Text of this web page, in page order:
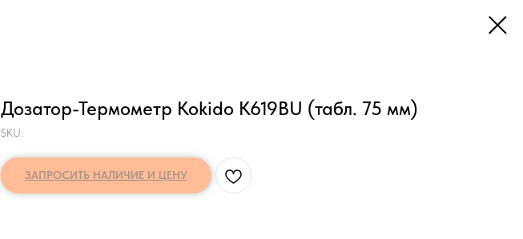
Дозатор-Термометр Kokido K619BU (табл. 75 мм)
SKU:
ЗАПРОСИТЬ НАЛИЧИЕ И ЦЕНУ